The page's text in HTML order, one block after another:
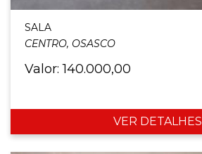
SALA
CENTRO, OSASCO
Valor: 140.000,00
VER DETALHES